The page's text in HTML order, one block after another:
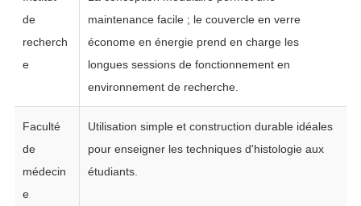
de
recherch
e
maintenance facile ; le couvercle en verre
économe en énergie prend en charge les
longues sessions de fonctionnement en
environnement de recherche.
Faculté
de
médecin
e
Utilisation simple et construction durable idéales
pour enseigner les techniques d'histologie aux
étudiants.